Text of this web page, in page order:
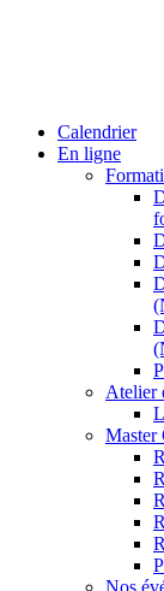
Calendrier
En ligne
Atelier
Master
Nos